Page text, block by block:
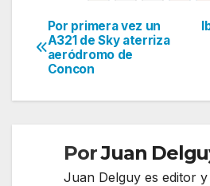
Navegación
de
entradas
Por primera vez un
A321 de Sky aterriza
aeródromo de
Concon
PorJuan
Juan Delguy es editor